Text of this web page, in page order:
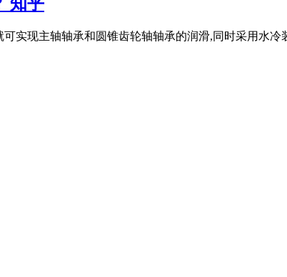
实现主轴轴承和圆锥齿轮轴轴承的润滑,同时采用水